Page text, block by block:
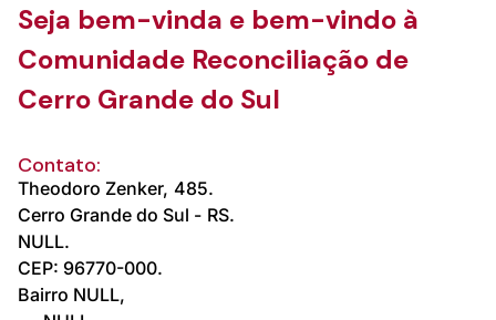
Seja bem-vinda e bem-vindo à
Comunidade Reconciliação de
Cerro Grande do Sul
Contato:
Theodoro Zenker, 485.
Cerro Grande do Sul - RS.
NULL.
CEP: 96770-000.
Bairro NULL,